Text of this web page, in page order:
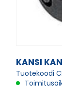
KANSI
Tuotekoodi